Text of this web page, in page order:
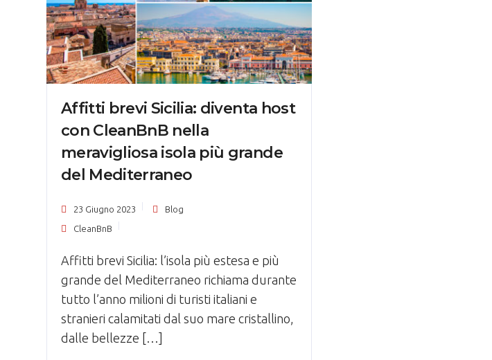
Affitti brevi Sicilia: diventa host
con CleanBnB nella
meravigliosa isola più grande
del Mediterraneo
23 Giugno 2023
Blog
CleanBnB
Affitti brevi Sicilia: l’isola più estesa e più
grande del Mediterraneo richiama durante
tutto l’anno milioni di turisti italiani e
stranieri calamitati dal suo mare cristallino,
dalle bellezze […]